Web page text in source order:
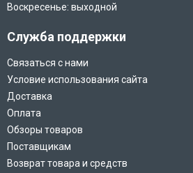
Воскресенье: выходной
Служба поддержки
Связаться с нами
Условие использования сайта
Доставка
Оплата
Обзоры товаров
Поставщикам
Возврат товара и средств